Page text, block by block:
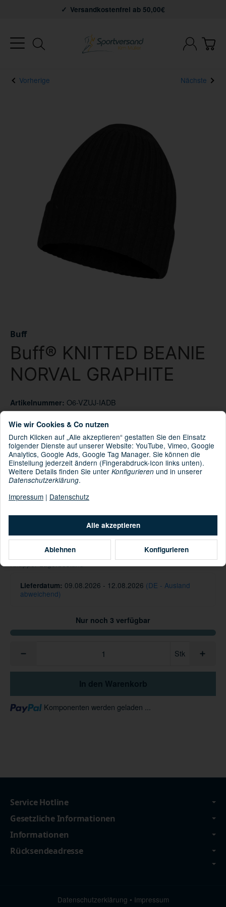
Versandkostenfrei ab 50,00€
Vorherige Nächste
Buff
Buff® KNITTED BEANIE
NORVAL GRAPHITE
Artikelnummer: O6-VZUJ-IADB
HAN:124242.901.10.00
Kategorie:BUFF® Beanie
Material: 100% Wolle [Merinowolle]
Hersteller/EU Verantwortliche Person
44,95 €
inkl. 19% USt. , zzgl.
Knapper Lagerbestand
Lieferdatum: 09.08.2026 - 12.08.2026 (DE - Ausland
abweichend)
Nur noch 3 verfügbar
Stk
Loading... Komponenten werden geladen ...
Service Hotline
Gesetzliche Informationen
Informationen
Rücksendeadresse
Datenschutzerklärung • Impressum
Alle akzeptieren
Ablehnen Konfigurieren
Wie wir Cookies & Co nutzen
Durch Klicken auf „Alle akzeptieren“ gestatten Sie den Einsatz
folgender Dienste auf unserer Website: YouTube, Vimeo, Google
Analytics, Google Ads, Google Tag Manager. Sie können die
Einstellung jederzeit ändern (Fingerabdruck-Icon links unten).
Weitere Details finden Sie unter Konfigurieren und in unserer
Datenschutzerklärung.
Impressum | Datenschutz